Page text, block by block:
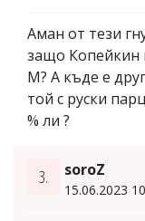
Аман от тези
защо Копейкин
М? А къде е
той с руски
% ли ?
3. soroZ
15.06.2023